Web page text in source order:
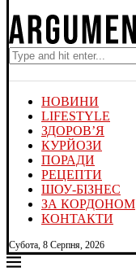
НОВИНИ
LIFESTYLE
ЗДОРОВ’Я
КУРЙОЗИ
ПОРАДИ
РЕЦЕПТИ
ШОУ-БІЗНЕС
ЗА КОРДОНОМ
КОНТАКТИ
Субота, 8 Серпня, 2026